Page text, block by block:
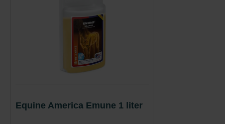
Equine America Emune 1 liter